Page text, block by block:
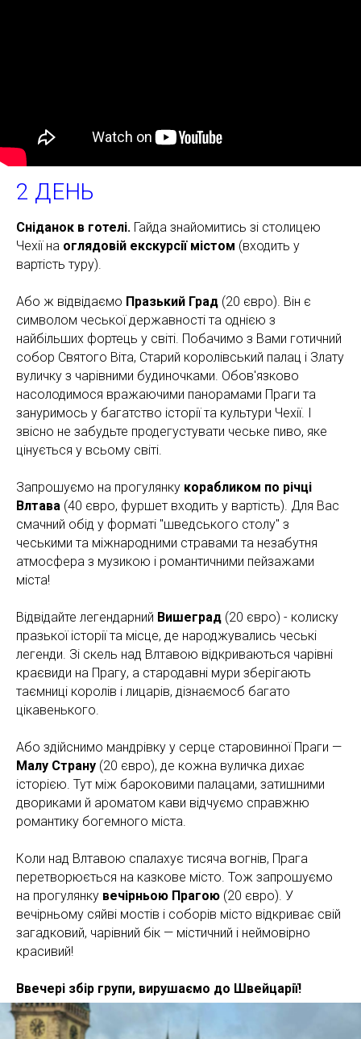
2 ДЕНЬ
Сніданок в готелі. Гайда знайомитись зі столицею
Чехії на оглядовій екскурсії містом (входить у
вартість туру).
Або ж відвідаємо Празький Град (20 євро). Він є
символом чеської державності та однією з
найбільших фортець у світі. Побачимо з Вами готичний
собор Святого Віта, Старий королівський палац і Злату
вуличку з чарівними будиночками. Обов'язково
насолодимося вражаючими панорамами Праги та
зануримось у багатство історії та культури Чехії. І
звісно не забудьте продегустувати чеське пиво, яке
цінується у всьому світі.
Запрошуємо на прогулянку корабликом по річці
Влтава (40 євро, фуршет входить у вартість). Для Вас
смачний обід у форматі "шведського столу" з
чеськими та міжнародними стравами та незабутня
атмосфера з музикою і романтичними пейзажами
міста!
Відвідайте легендарний Вишеград (20 євро) - колиску
празької історії та місце, де народжувались чеські
легенди. Зі скель над Влтавою відкриваються чарівні
краєвиди на Прагу, а стародавні мури зберігають
таємниці королів і лицарів, дізнаємосб багато
цікавенького.
Або здійснимо мандрівку у серце старовинної Праги —
Малу Страну (20 євро), де кожна вуличка дихає
історією. Тут між бароковими палацами, затишними
двориками й ароматом кави відчуємо справжню
романтику богемного міста.
Коли над Влтавою спалахує тисяча вогнів, Прага
перетворюється на казкове місто. Тож запрошуємо
на прогулянку вечірньою Прагою (20 євро). У
вечірньому сяйві мостів і соборів місто відкриває свій
загадковий, чарівний бік — містичний і неймовірно
красивий!
Ввечері збір групи, вирушаємо до Швейцарії!